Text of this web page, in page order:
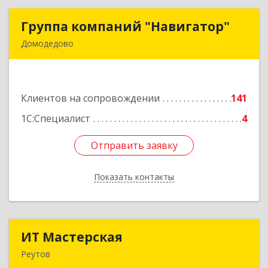
Группа компаний "Навигатор"
Домодедово
Клиентов на сопровождении
141
1С:Специалист
4
Отправить заявку
Показать контакты
Группа компаний "Навигатор"
Подробнее
Отправить заявку
Назад
ИТ Мастерская
Реутов